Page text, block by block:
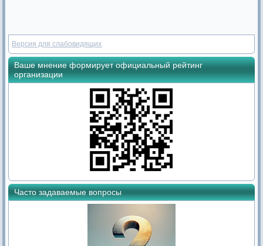
Версия для слабовидящих
Ваше мнение формирует официальный рейтинг
организации
Часто задаваемые вопросы